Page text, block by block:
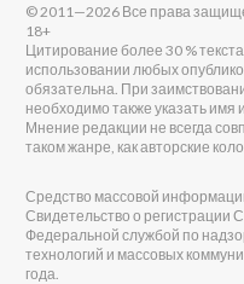
© 2011—2026 Все права
18+
Цитирование более 30 %
использовании любых
обязательна. При
необходимо также указать имя
Мнение редакции не всегда
таком жанре, как авторские
Средство массовой
Свидетельство о
Федеральной службой по
технологий и массовых
года.